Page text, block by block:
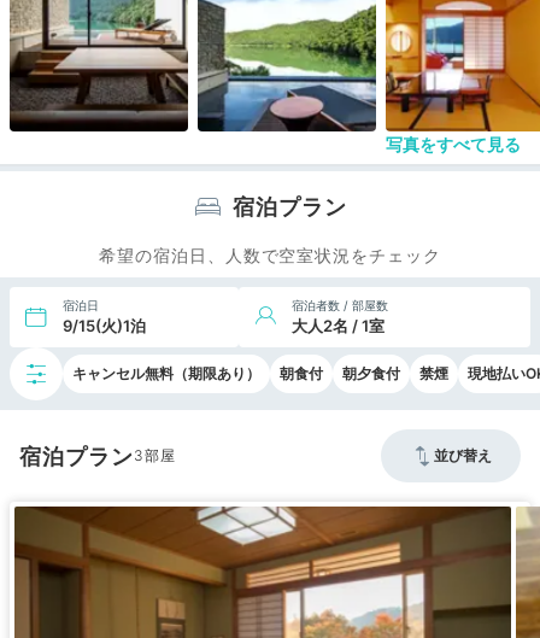
写真をすべて見る
宿泊プラン
希望の宿泊日、人数で空室状況をチェック
宿泊日
9/15(火)1泊
宿泊者数 / 部屋数
大人2名 / 1室
キャンセル無料（期限あり） 朝食付 朝夕食付 禁煙 現地払い
宿泊プラン3 並び替え